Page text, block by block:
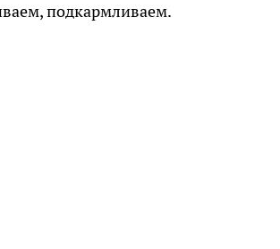
подкармливаем.